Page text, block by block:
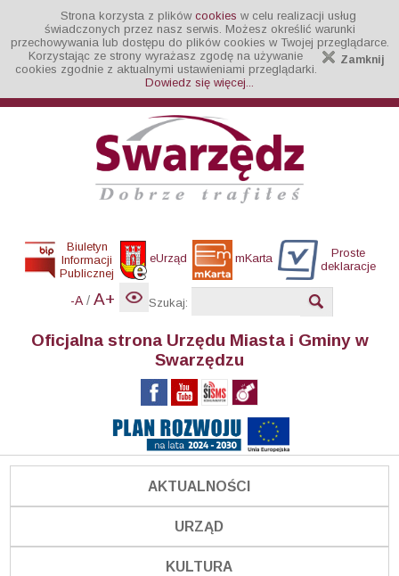
Strona korzysta z plików cookies w celu realizacji usług
świadczonych przez nasz serwis. Możesz określić warunki
przechowywania lub dostępu do plików cookies w Twojej przeglądarce.
Zamknij
Korzystając ze strony wyrażasz zgodę na używanie
cookies zgodnie z aktualnymi ustawieniami przeglądarki.
Dowiedz się więcej...
Biuletyn
Informacji
Publicznej
eUrząd mKarta
Proste
deklaracje
-A / A+ Szukaj:
Oficjalna strona Urzędu Miasta i Gminy w
Swarzędzu
AKTUALNOŚCI
URZĄD
KULTURA